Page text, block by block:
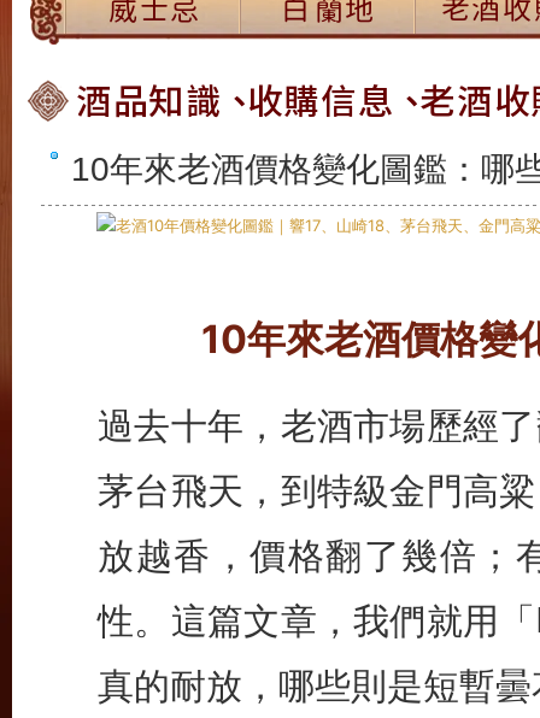
10年來老酒價格變化圖鑑：哪
10年來老酒價格變
過去十年，老酒市場歷經
茅台飛天，到特級金門高
放越香，價格翻了幾倍；
性。這篇文章，我們就用
真的耐放，哪些則是短暫